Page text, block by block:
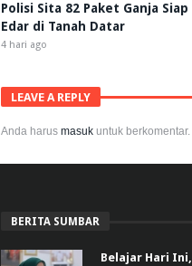
Polisi Sita 82 Paket Ganja Siap
Edar di Tanah Datar
4 hari ago
LEAVE A REPLY
Anda harus masuk untuk berkomentar.
BERITA SUMBAR
Belajar Hari Ini,